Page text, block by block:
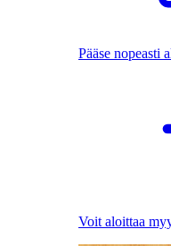
Pääse nopeasti
Voit aloittaa